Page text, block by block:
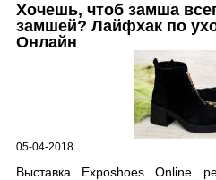
Хочешь, чтоб замша
замшей? Лайфхак по
Онлайн
05-04-2018
Выставка Exposhoes Online